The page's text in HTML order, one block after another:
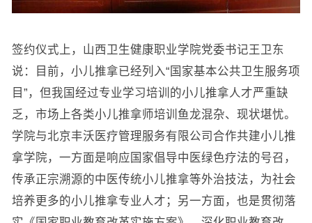
签约仪式上，山西卫生健康职业学院党委书记王卫东
说：目前，小儿推拿已经列入“国家基本公共卫生服务项
目”，但我国经过专业学习培训的小儿推拿人才严重缺
乏，市场上各类小儿推拿师培训鱼龙混杂、现状堪忧。
学院与北京丰沃医疗管理服务有限公司合作共建小儿推
拿学院，一方面是响应国家倡导中医绿色疗法的号召，
传承正宗溯源的中医传统小儿推拿等外治技法，为社会
培养更多的小儿推拿专业人才；另一方面，也是贯彻落